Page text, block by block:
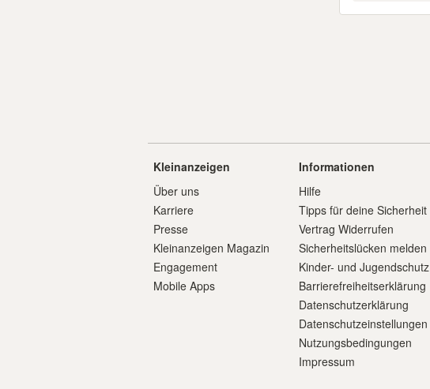
Kleinanzeigen
Über uns
Karriere
Presse
Kleinanzeigen Magazin
Engagement
Mobile Apps
Informationen
Hilfe
Tipps für deine Sicherheit
Vertrag Widerrufen
Sicherheitslücken melden
Kinder- und Jugendschutz
Barrierefreiheitserklärung
Datenschutzerklärung
Datenschutzeinstellungen
Nutzungsbedingungen
Impressum